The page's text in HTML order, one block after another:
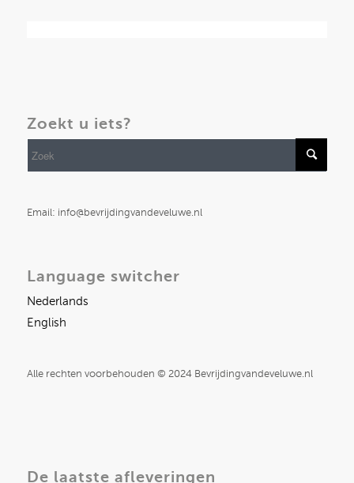
Zoekt u iets?
Email: info@bevrijdingvandeveluwe.nl
Language switcher
Nederlands
English
Alle rechten voorbehouden © 2024 Bevrijdingvandeveluwe.nl
De laatste afleveringen